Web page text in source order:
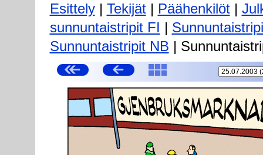
Esittely| Tekijät| Päähenkilöt|
sunnuntaistripit FI |
Sunnuntaistripit NB |